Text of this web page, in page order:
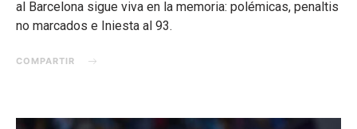
al Barcelona sigue viva en la memoria: polémicas, penaltis
no marcados e Iniesta al 93.
COMPARTIR